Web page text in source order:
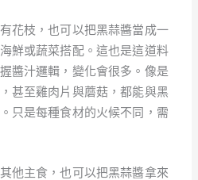
花枝，也可以把黑蒜醬當成一
鮮或蔬菜搭配。這也是這道料
醬汁邏輯，變化會很多。像是
甚至雞肉片與蘑菇，都能與黑
只是每種食材的火候不同，需
他主食，也可以把黑蒜醬拿來